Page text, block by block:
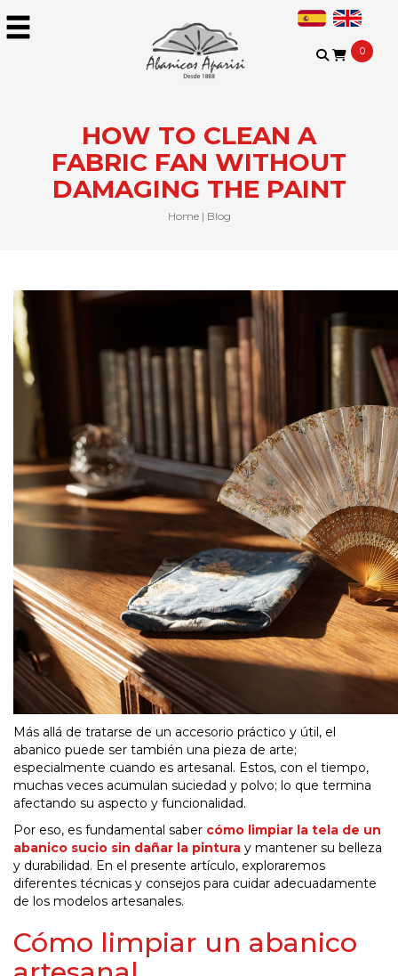
0
HOW TO CLEAN A
FABRIC FAN WITHOUT
DAMAGING THE PAINT
Home| Blog
Más allá de tratarse de un accesorio práctico y útil, el
abanico puede ser también una pieza de arte;
especialmente cuando es artesanal. Estos, con el tiempo,
muchas veces acumulan suciedad y polvo; lo que termina
afectando su aspecto y funcionalidad.
Por eso, es fundamental saber cómo limpiar la tela de un
abanico sucio sin dañar la pintura y mantener su belleza
y durabilidad. En el presente artículo, exploraremos
diferentes técnicas y consejos para cuidar adecuadamente
de los modelos artesanales.
Cómo limpiar un abanico